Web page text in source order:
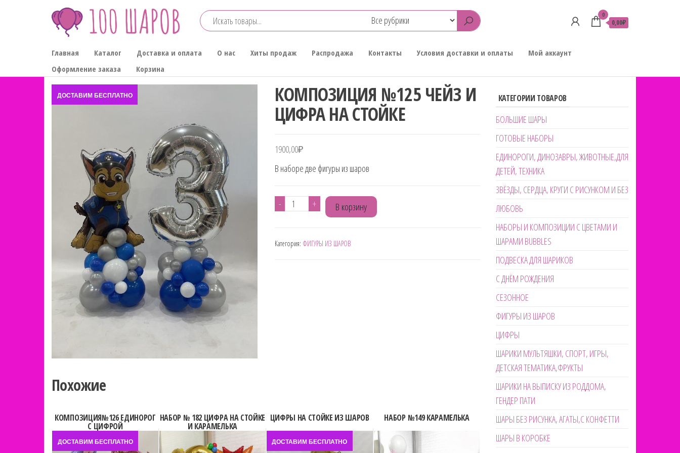
ШАРОВ
0
0,00₽
Главная Каталог Доставка и оплата О нас Хиты продаж Распродажа Контакты Условия доставки и оплаты
Мой аккаунт
Оформление заказа
Корзина
ДОСТАВИМ БЕСПЛАТНО КОМПОЗИЦИЯ №125 ЧЕЙЗ И
ЦИФРА НА СТОЙКЕ
1900,00₽
В наборе две фигуры из шаров
-
Количество
№125
+ В корзину
Категория: ФИГУРЫ ИЗ ШАРОВ
Похожие
КОМПОЗИЦИЯ№126 ЕДИНОРОГ
С ЦИФРОЙ
ДОСТАВИМ БЕСПЛАТНО
НАБОР № 182 ЦИФРА НА СТОЙКЕ
И КАРАМЕЛЬКА
ЦИФРЫ НА СТОЙКЕ ИЗ ШАРОВ
ДОСТАВИМ БЕСПЛАТНО
НАБОР №149 КАРАМЕЛЬКА
КАТЕГОРИИ ТОВАРОВ
БОЛЬШИЕ ШАРЫ
ГОТОВЫЕ НАБОРЫ
ЕДИНОРОГИ, ДИНОЗАВРЫ, ЖИВОТНЫЕ,ДЛЯ
ДЕТЕЙ, ТЕХНИКА
ЗВЁЗДЫ, СЕРДЦА, КРУГИ С РИСУНКОМ И БЕЗ
ЛЮБОВЬ
НАБОРЫ И КОМПОЗИЦИИ С ЦВЕТАМИ И
ШАРАМИ BUBBLES
ПОДВЕСКА ДЛЯ ШАРИКОВ
С ДНЁМ РОЖДЕНИЯ
СЕЗОННОЕ
ФИГУРЫ ИЗ ШАРОВ
ЦИФРЫ
ШАРИКИ МУЛЬТЯШКИ, СПОРТ, ИГРЫ,
ДЕТСКАЯ ТЕМАТИКА,ФРУКТЫ
ШАРИКИ НА ВЫПИСКУ ИЗ РОДДОМА,
ГЕНДЕР ПАТИ
ШАРЫ БЕЗ РИСУНКА, АГАТЫ,С КОНФЕТТИ
ШАРЫ В КОРОБКЕ